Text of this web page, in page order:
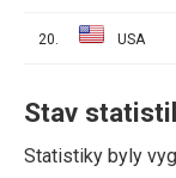
20. USA
Stav
Statistiky byly